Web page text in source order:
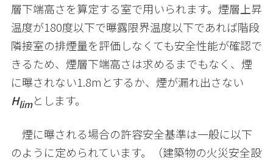
層下端高さを算定する室で用いられます。煙層上昇
温度が180度以下で曝露限界温度以下であれば階段
隣接室の排煙量を評価しなくても安全性能が確認で
きるため、煙層下端高さは求めるまでもなく、煙
に曝されない1.8m とするか、煙が漏れ出さない
Hlimとします。
煙に曝される場合の許容安全基準は一般に以下
のように定められています。（建築物の火災安全設